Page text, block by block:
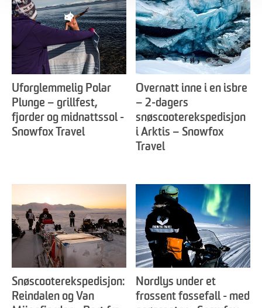
Uforglemmelig Polar
Plunge – grillfest,
fjorder og midnattssol -
Snowfox Travel
Overnatt inne i en isbre
– 2-dagers
snøscooterekspedisjon
i Arktis – Snowfox
Travel
Snøscooterekspedisjon:
Reindalen og Van
Nordlys under et
frossent fossefall - med